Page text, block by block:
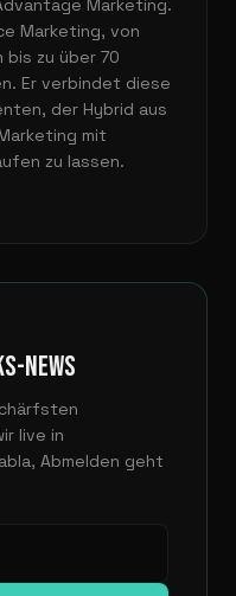
Marketing.
Marketing, von
bis zu über 70
Er verbindet diese
der Hybrid aus
mit
zu lassen.
NEWS
live in
Abmelden geht